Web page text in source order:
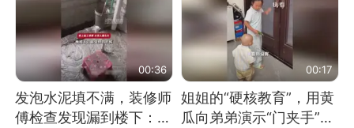
00:36
发泡水泥填不满，装修师
傅检查发现漏到楼下：出
00:17
姐姐的“硬核教育”，用黄
瓜向弟弟演示“门夹手”，